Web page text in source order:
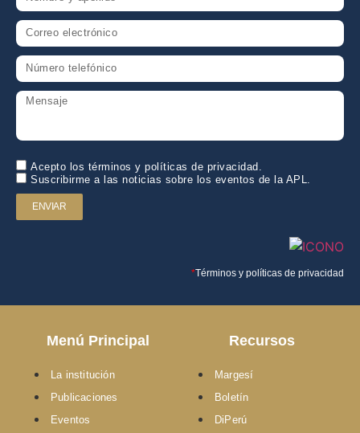
Acepto los términos y políticas de privacidad.
Suscribirme a las noticias sobre los eventos de la APL.
ENVIAR
*Términos y políticas de privacidad
Menú Principal
La institución
Publicaciones
Eventos
Recursos
Margesí
Boletín
DiPerú